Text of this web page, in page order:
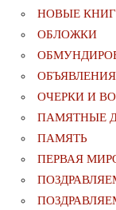
НОВЫЕ
ОБЛОЖКИ
ОБЪЯВЛЕНИЯ
ОЧЕРКИ И
ПАМЯТНЫЕ
ПАМЯТЬ
ПЕРВАЯ